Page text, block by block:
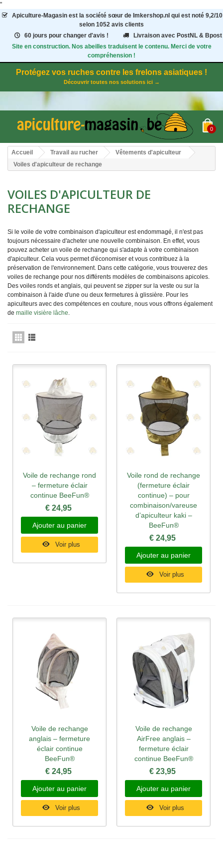
"
Apiculture-Magasinest la société sœur de Imkershop.nl qui est noté 9,2/10
selon 1052 avis clients
60 jours pour changer d'avis !
Livraison avec PostNL & Bpost
Site en construction. Nos abeilles traduisent le contenu. Merci de votre
compréhension !
Protégez vos ruches contre les frelons asiatiques !
Découvrir toutes nos solutions ici →
0
Accueil Travail au rucher
Vêtements d'apiculteur
Voiles d'apiculteur de rechange
VOILES D'APICULTEUR DE
RECHANGE
Si le voile de votre combinaison d'apiculteur est endommagé, il n'est pas
toujours nécessaire d'acheter une nouvelle combinaison. En effet, vous
pouvez acheter un voile de rechange qui s'adapte à votre combinaison
d'apiculteur. Cela vous permet d'économiser et vous contribuez à la
préservation de l'environnement. Dans cette catégorie, vous trouverez des
voiles de rechange pour nos différents modèles de combinaisons apicoles.
Des voiles ronds et anglais, qui peuvent se zipper sur la veste ou sur la
combinaison à l'aide d'une ou deux fermetures à glissière. Pour les
apiculteurs avec des compétences en couture, nous vous offrons également
de maille visière lâche.
Voile de rechange rond
– fermeture éclair
continue BeeFun®
€ 24,95
Ajouter au panier
Voir plus
Voile rond de rechange
(fermeture éclair
continue) – pour
combinaison/vareuse
d’apiculteur kaki –
BeeFun®
€ 24,95
Ajouter au panier
Voir plus
Voile de rechange
anglais – fermeture
éclair continue
BeeFun®
€ 24,95
Ajouter au panier
Voir plus
Voile de rechange
AirFree anglais –
fermeture éclair
continue BeeFun®
€ 23,95
Ajouter au panier
Voir plus